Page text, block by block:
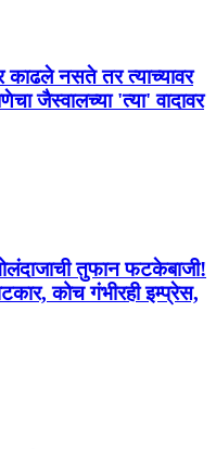
काढले नसते तर त्याच्यावर
जैस्वालच्या 'त्या' वादावर
तुफान फटकेबाजी!
कोच गंभीरही इम्प्रेस,